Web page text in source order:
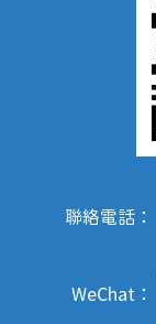
聯絡電話：
WeChat：